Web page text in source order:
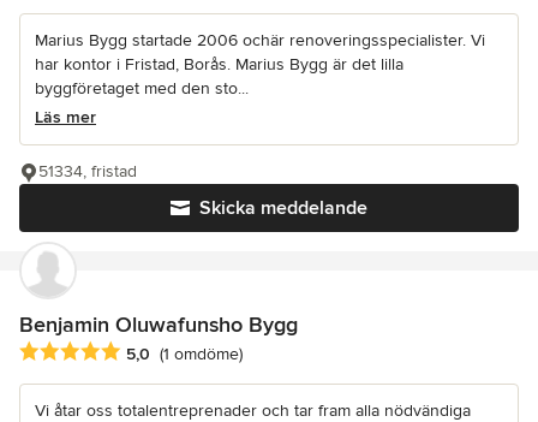
Marius Bygg startade 2006 ochär renoveringsspecialister. Vi
har kontor i Fristad, Borås. Marius Bygg är det lilla
byggföretaget med den sto...
Läs mer
Skicka meddelande
51334, fristad
Benjamin Oluwafunsho Bygg
Genomsnittligt omdöme: 5 av 5 stjärnor
5,0 (1 omdöme)
Vi åtar oss totalentreprenader och tar fram alla nödvändiga